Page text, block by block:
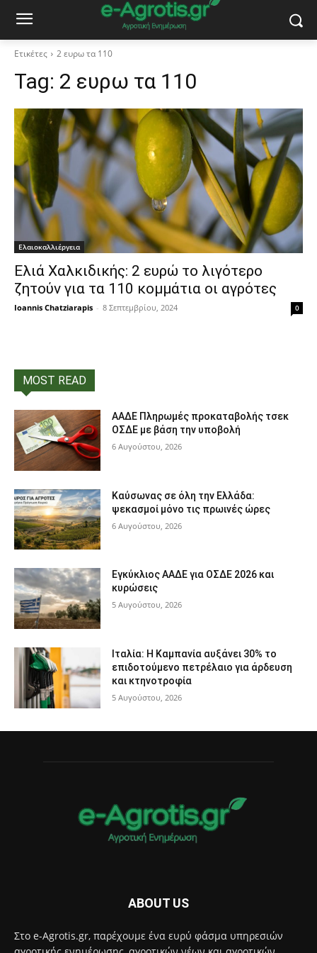
Ετικέτες 2 ευρω τα 110
Tag: 2 ευρω τα 110
Ελαιοκαλλιέργεια
Ελιά Χαλκιδικής: 2 ευρώ το λιγότερο
ζητούν για τα 110 κομμάτια οι αγρότες
Ioannis Chatziarapis - 8 Σεπτεμβρίου, 2024 0
MOST READ
ΑΑΔΕ Πληρωμές προκαταβολής τσεκ
ΟΣΔΕ με βάση την υποβολή
6 Αυγούστου, 2026
Καύσωνας σε όλη την Ελλάδα:
ψεκασμοί μόνο τις πρωινές ώρες
6 Αυγούστου, 2026
Εγκύκλιος ΑΑΔΕ για ΟΣΔΕ 2026 και
κυρώσεις
5 Αυγούστου, 2026
Ιταλία: Η Καμπανία αυξάνει 30% το
επιδοτούμενο πετρέλαιο για άρδευση
και κτηνοτροφία
5 Αυγούστου, 2026
ABOUT US
Στο e-Agrotis.gr, παρέχουμε ένα ευρύ φάσμα υπηρεσιών